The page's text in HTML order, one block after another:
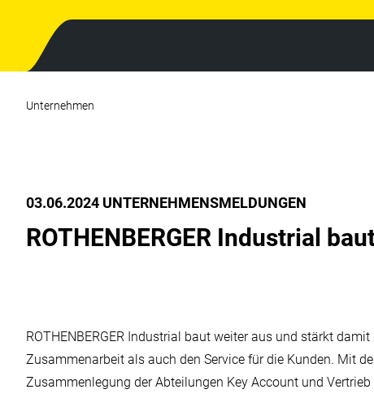
Unternehmen
03.06.2024 UNTERNEHMENSMELDUNGEN
ROTHENBERGER Industrial
ROTHENBERGER Industrial baut weiter aus und stärkt
Zusammenarbeit als auch den Service für die Kunden. Mit
Zusammenlegung der Abteilungen Key Account und